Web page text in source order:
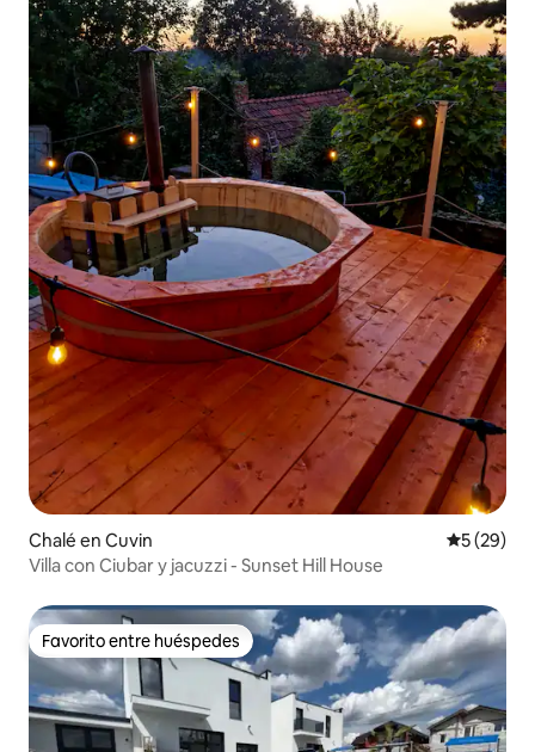
Chalé en Cuvin
5 (29)
Villa con Ciubar y jacuzzi - Sunset Hill House
Favorito entre huéspedes
Favorito entre huéspedes